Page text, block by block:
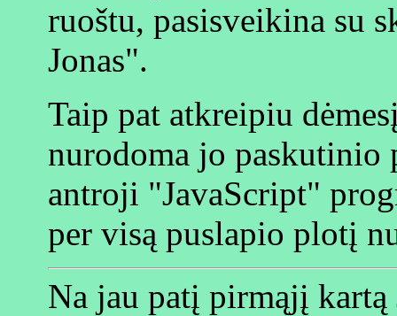
ruoštu, pasisveikina su
Jonas".
Taip pat atkreipiu
nurodoma jo paskutinio
antroji "JavaScript"
per visą puslapio plotį
Na jau patį pirmąjį kartą